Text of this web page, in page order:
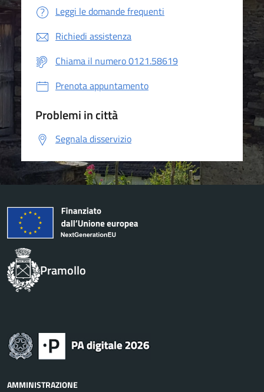
Leggi le domande frequenti
Richiedi assistenza
Chiama il numero 0121.58619
Prenota appuntamento
Problemi in città
Segnala disservizio
Pramollo
AMMINISTRAZIONE